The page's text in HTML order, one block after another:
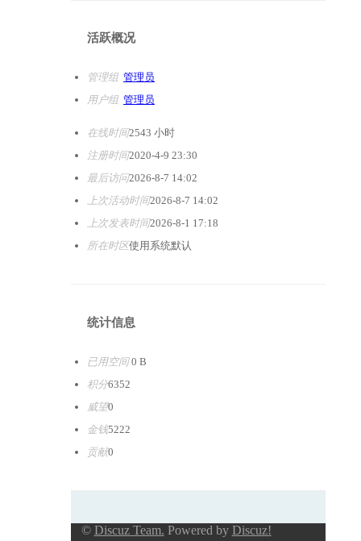
活跃概况
管理组 管理员
用户组 管理员
在线时间2543 小时
注册时间2020-4-9 23:30
最后访问2026-8-7 14:02
上次活动时间2026-8-7 14:02
上次发表时间2026-8-1 17:18
所在时区使用系统默认
统计信息
已用空间0 B
积分6352
威望0
金钱5222
贡献0
© Discuz Team. Powered by Discuz!